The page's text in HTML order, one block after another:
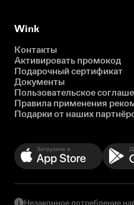
Wink
Контакты
Активировать промокод
Подарочный сертификат
Документы
Пользовательское
Правила применения
Подарки от наших
Незаконное потребление